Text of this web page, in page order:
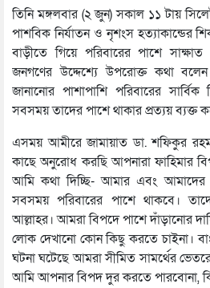
তিনি মঙ্গলবার (২ জুন) সকাল ১১ টায়
পাশবিক নির্যাতন ও নৃশংস হত্যাকান্ডের
বাড়ীতে গিয়ে পরিবারের পাশে
জনগণের উদ্দেশ্যে উপরোক্ত কথা
জানানোর পাশাপাশি পরিবারের
সবসময় তাদের পাশে থাকার প্রত্যয় ব্যক্ত
এসময় আমীরে জামায়াত ডা. শফিকুর
কাছে অনুরোধ করছি আপনারা ফাহিমার
আমি কথা দিচ্ছি- আমার এবং আমাদের
সবসময় পরিবারের পাশে থাকবে।
আল্লাহর। আমরা বিপদে পাশে দাঁড়ানোর
লোক দেখানো কোন কিছু করতে চাইনা।
ঘটনা ঘটেছে আমরা সীমিত সামর্থের
আমি আপনার বিপদ দুর করতে পারবোনা,